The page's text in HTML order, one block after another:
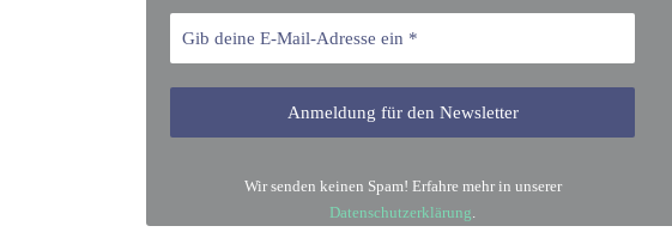
Wir senden keinen Spam! Erfahre mehr in unserer
Datenschutzerklärung.